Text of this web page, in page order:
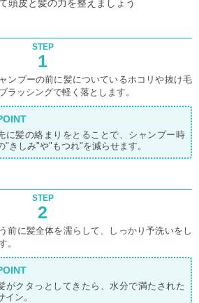
頭皮と髪の力を整えましょう
STEP
1
ンプーの前に髪についているホコリや抜け毛
ラッシングで軽く落とします。
に髪の絡まりをとることで、シャンプー時
"きしみ"や"もつれ"を減らせます。
STEP
2
前に髪全体を濡らして、しっかり予洗いをし
。
がクタっとしてきたら、水分で満たされた
イン。